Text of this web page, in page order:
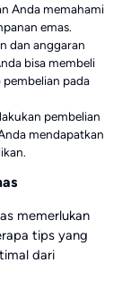
Anda memahami
emas.
dan anggaran
bisa membeli
pada
pembelian
mendapatkan
memerlukan
tips yang
dari